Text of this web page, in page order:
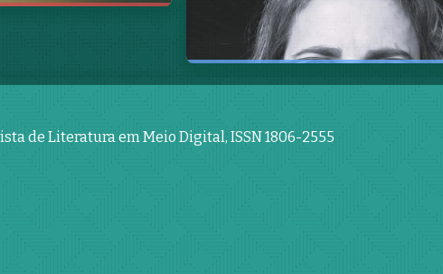
Magnus Ferreira de Melo; Louise de
Oliveira Ribeiro
de Literatura em Meio Digital, ISSN 1806-2555